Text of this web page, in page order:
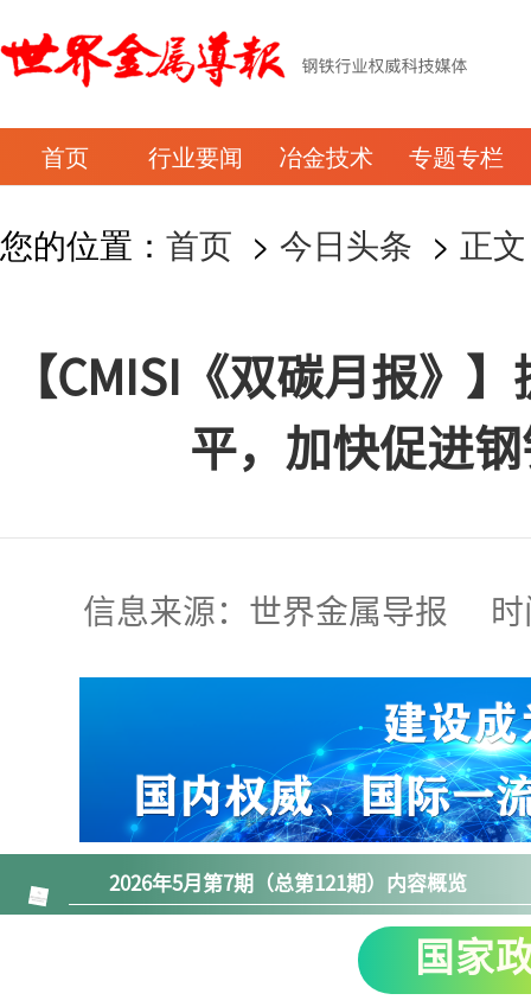
首页 行业要闻 冶金技术 专题专栏
您的位置： 首页 > 今日头条 > 正文
【CMISI《双碳月报》
平，加快促进
信息来源：世界金属导报 时
2026年5月第7期（总第121期）内容概览
国家